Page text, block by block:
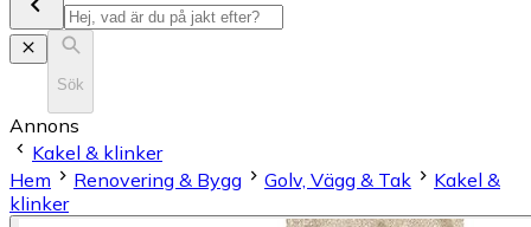
Sök
Annons
Kakel & klinker
Hem
Renovering & Bygg Golv, Vägg & Tak
Kakel &
klinker